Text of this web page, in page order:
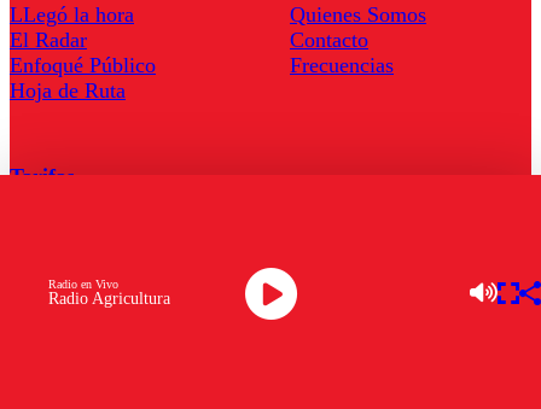
Radio Agricultura
Radio en Vivo
LLegó la hora
El Radar
Enfoqué Público
Hoja de Ruta
Quienes Somos
Contacto
Frecuencias
Tarifas